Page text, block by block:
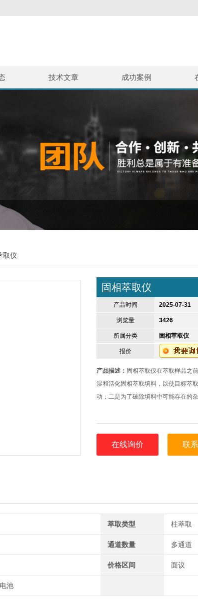
技术文章 成功案例
取仪
固相萃取仪
产品时间 2025-07-31
浏览量 3426
所属分类 固相萃取仪
报价
产品描述： 固相萃取仪在萃取样品之
湿和活化固相萃取填料，以使目标萃
动；二是为了破除填料中可能存在的
在线询价 联
萃取类型 柱萃取
通道数量 多通道
价格区间 面议
池